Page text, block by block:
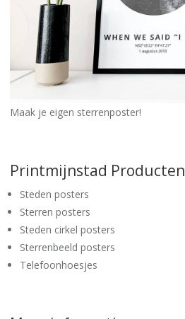
Maak je eigen sterrenposter!
Printmijnstad Producten
Steden posters
Sterren posters
Steden cirkel posters
Sterrenbeeld posters
Telefoonhoesjes